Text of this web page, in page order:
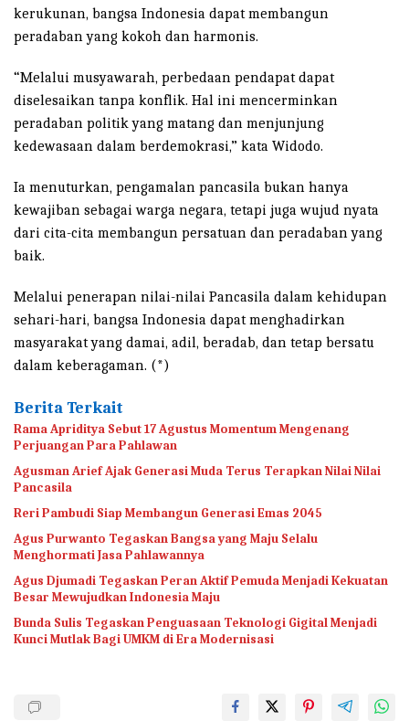
kerukunan, bangsa Indonesia dapat membangun
peradaban yang kokoh dan harmonis.
“Melalui musyawarah, perbedaan pendapat dapat
diselesaikan tanpa konflik. Hal ini mencerminkan
peradaban politik yang matang dan menjunjung
kedewasaan dalam berdemokrasi,” kata Widodo.
Ia menuturkan, pengamalan pancasila bukan hanya
kewajiban sebagai warga negara, tetapi juga wujud nyata
dari cita-cita membangun persatuan dan peradaban yang
baik.
Melalui penerapan nilai-nilai Pancasila dalam kehidupan
sehari-hari, bangsa Indonesia dapat menghadirkan
masyarakat yang damai, adil, beradab, dan tetap bersatu
dalam keberagaman. (*)
Berita Terkait
Rama Apriditya Sebut 17 Agustus Momentum Mengenang
Perjuangan Para Pahlawan
Agusman Arief Ajak Generasi Muda Terus Terapkan Nilai Nilai
Pancasila
Reri Pambudi Siap Membangun Generasi Emas 2045
Agus Purwanto Tegaskan Bangsa yang Maju Selalu
Menghormati Jasa Pahlawannya
Agus Djumadi Tegaskan Peran Aktif Pemuda Menjadi Kekuatan
Besar Mewujudkan Indonesia Maju
Bunda Sulis Tegaskan Penguasaan Teknologi Gigital Menjadi
Kunci Mutlak Bagi UMKM di Era Modernisasi